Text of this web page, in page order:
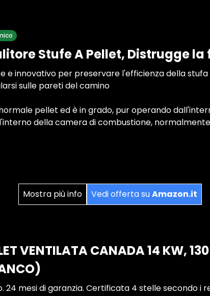
Stufe A Pellet, Distrugge
e innovativo per preservare l'efficienza della
sulle pareti del camino
pellet ed è in grado, pur operando
della camera di combustione,
Mostra più info Vedi offerta suAmazon.it
VENTILATA CANADA 14 KW,
24 mesi di garanzia. Certificata 4 stelle secondo i